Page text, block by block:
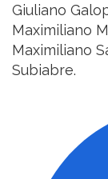
Giuliano
Maximiliano
Maximiliano
Subiabre.